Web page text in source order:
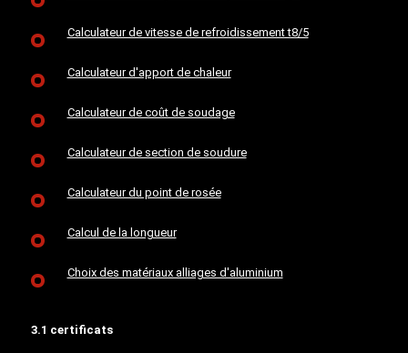
Calculateur de vitesse de refroidissement t8/5
Calculateur d'apport de chaleur
Calculateur de coût de soudage
Calculateur de section de soudure
Calculateur du point de rosée
Calcul de la longueur
Choix des matériaux alliages d'aluminium
3.1 certificats